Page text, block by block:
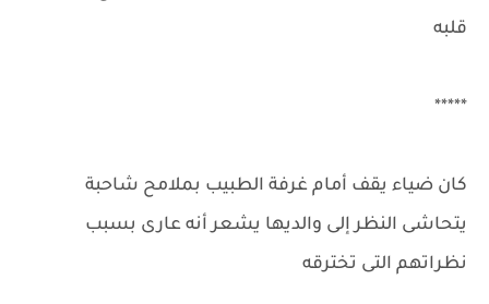
قلبه
*****
كان ضياء يقف أمام غرفة الطبيب بملامح شاحبة
يتحاشى النظر إلى والديها يشعر أنه عارى بسبب
نظراتهم التى تخترقه